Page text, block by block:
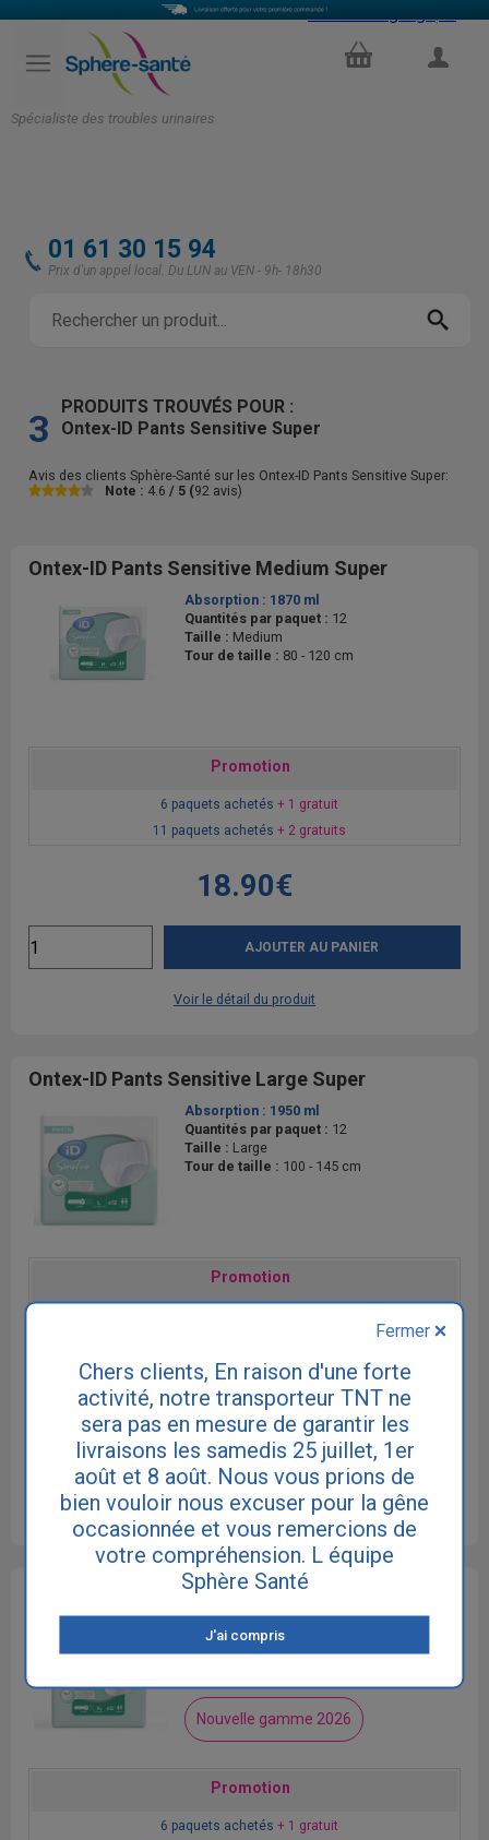
Spécialiste des troubles urinaires
Select Language
PANIER
01 61 30 15 94
Prix d'un appel local. Du LUN au VEN - 9h- 18h30
3
PRODUITS TROUVÉS POUR :
Ontex-ID Pants Sensitive Super
Avis des clients Sphère-Santé sur les Ontex-ID Pants Sensitive Super:
Note : 4.6 / 5 (92 avis)
Ontex-ID Pants Sensitive Medium Super
Absorption : 1870 ml
Quantités par paquet : 12
Taille : Medium
Tour de taille : 80 - 120 cm
Promotion
6 paquets achetés + 1 gratuit
11 paquets achetés + 2 gratuits
18.90€
AJOUTER AU PANIER
Voir le détail du produit
Ontex-ID Pants Sensitive Large Super
Absorption : 1950 ml
Quantités par paquet : 12
Taille : Large
Tour de taille : 100 - 145 cm
Promotion
17.90€
AJOUTER AU PANIER
Voir le détail du produit
Ontex-ID Pants Sensitive Extra Large Super
Absorption :1950 ml
Quantités par paquet :
Taille :Extra Large
Nouvelle gamme 2026
Promotion
6 paquets achetés + 1 gratuit
Chers clients, En raison d'une forte
activité, notre transporteur TNT ne
sera pas en mesure de garantir les
livraisons les samedis 25 juillet, 1er
août et 8 août. Nous vous prions de
bien vouloir nous excuser pour la gêne
occasionnée et vous remercions de
votre compréhension. L équipe
Sphère Santé
J'ai compris
Fermer